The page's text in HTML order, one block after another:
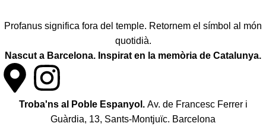
Profanus significa fora del temple. Retornem el símbol al món
quotidià.
Nascut a Barcelona. Inspirat en la memòria de Catalunya.
Troba'ns al Poble Espanyol. Av. de Francesc Ferrer i
Guàrdia, 13, Sants-Montjuïc. Barcelona